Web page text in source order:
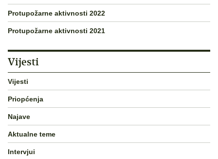
Protupožarne aktivnosti 2022
Protupožarne aktivnosti 2021
Vijesti
Vijesti
Priopćenja
Najave
Aktualne teme
Intervjui